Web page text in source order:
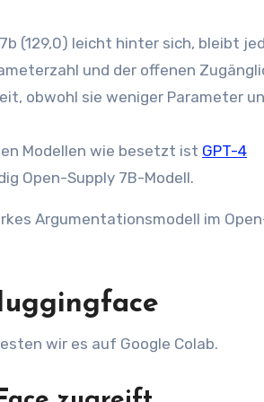
(129,0) leicht hinter sich, bleibt
und der offenen
obwohl sie weniger Parameter
Modellen wie besetzt ist GPT-4
Open-Supply 7B-Modell.
Argumentationsmodell im
wir es auf Google Colab.